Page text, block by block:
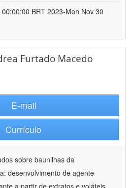
BRT 2023-Mon Nov 30
Furtado Macedo
E-mail
Currículo
sobre baunilhas da
desenvolvimento de agente